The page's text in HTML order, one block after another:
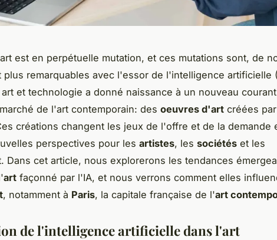
est en perpétuelle mutation, et ces mutations sont, de
plus remarquables avec l'essor de l'intelligence artificielle
et technologie a donné naissance à un nouveau
de l'art contemporain: des oeuvres d'art créées
créations changent les jeux de l'offre et de la demande
perspectives pour les artistes, les sociétés et les
Dans cet article, nous explorerons les tendances
art façonné par l'IA, et nous verrons comment elles
, notamment à Paris, la capitale française de l'art
de l'intelligence artificielle dans l'art